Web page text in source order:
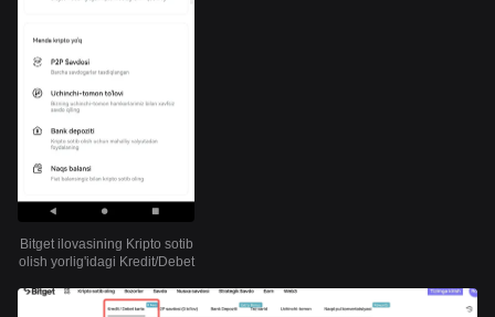
Bitget ilovasining Kripto sotib
olish yorlig'idagi Kredit/Debet